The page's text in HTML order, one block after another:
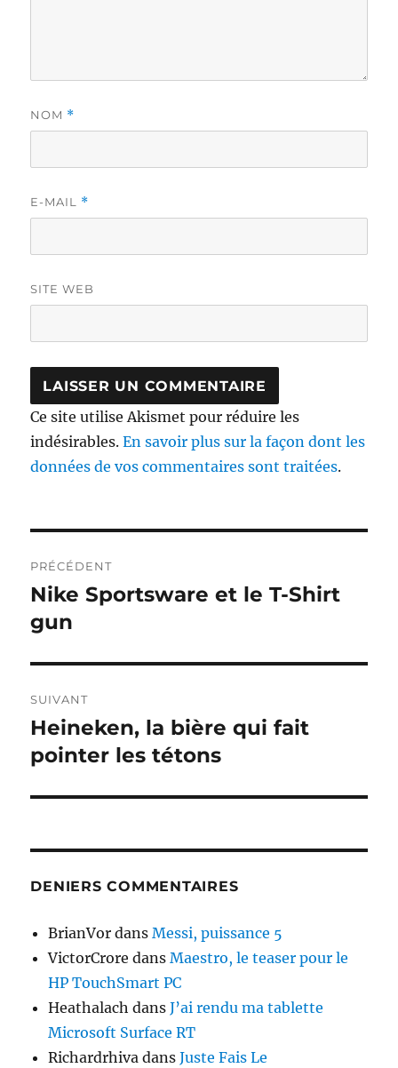
NOM *
E-MAIL *
SITE WEB
Ce site utilise Akismet pour réduire les
indésirables.En savoir plus sur la façon dont les
données de vos commentaires sont traitées.
de
l’article
PRÉCÉDENT
Publication
précédente :
Nike Sportsware et le T-Shirt
gun
SUIVANT
Publication
suivante :
Heineken, la bière qui fait
pointer les tétons
DENIERS COMMENTAIRES
BrianVor dansMessi, puissance 5
VictorCrore dansMaestro, le teaser pour le
HP TouchSmart PC
Heathalach dansJ’ai rendu ma tablette
Microsoft Surface RT
Richardrhiva dansJuste Fais Le